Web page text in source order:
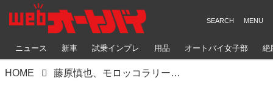
ニュース 新車 試乗インプレ 用品 オートバイ女子部 絶
HOME 藤原慎也、モロッコラリーへ挑戦 vol.5 サウジアラビアのようなステージ4